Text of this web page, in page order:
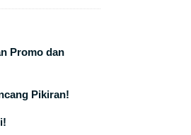
Promo dan
Pikiran!